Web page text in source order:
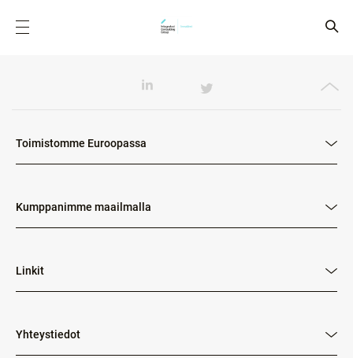
Toimistomme Euroopassa
Kumppanimme maailmalla
Linkit
Yhteystiedot